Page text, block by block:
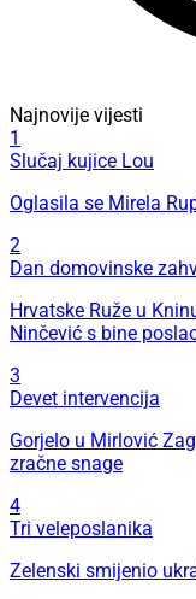
Najnovije vijesti
1
Slučaj kujice Lou
Oglasila se Mirela
2
Dan domovinske
Hrvatske Ruže u
Ninčević s bine
3
Devet intervencija
Gorjelo u Mirlović
zračne snage
4
Tri veleposlanika
Zelenski smijenio